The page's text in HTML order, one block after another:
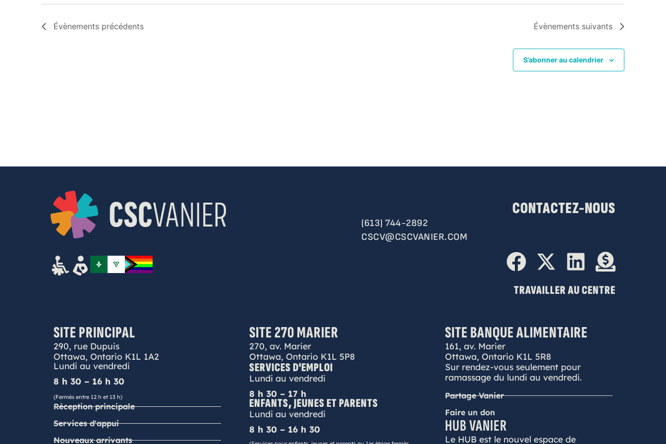
Évènements précédents Évènements suivants
S’abonner au calendrier
CONTACTEZ-NOUS
(613) 744-2892
CSCV@CSCVANIER.COM
TRAVAILLER AU CENTRE
SITE PRINCIPAL
290, rue Dupuis
Ottawa, Ontario K1L 1A2
Lundi au vendredi
8 h 30 – 16 h 30
(Fermés entre 12 h et 13 h)
Réception principale
Services d'appui
Nouveaux arrivants
SITE 270 MARIER
270, av. Marier
Ottawa, Ontario K1L 5P8
SERVICES D'EMPLOI
Lundi au vendredi
8 h 30 – 17 h
ENFANTS, JEUNES ET PARENTS
Lundi au vendredi
8 h 30 – 16 h 30
SITE BANQUE ALIMENTAIRE
161, av. Marier
Ottawa, Ontario K1L 5R8
Sur rendez-vous seulement pour
ramassage du lundi au vendredi.
Partage Vanier
Faire un don
HUB VANIER
Le HUB est le nouvel espace de